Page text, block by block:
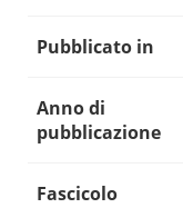
Pubblicato in
Anno di
pubblicazione
Fascicolo